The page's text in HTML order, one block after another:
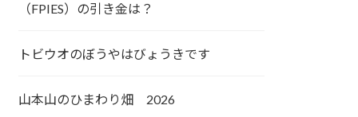
（FPIES）の引き金は？
トビウオのぼうやはびょうきです
山本山のひまわり畑 2026